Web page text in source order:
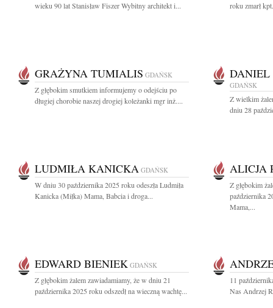
wieku 90 lat Stanisław Fiszer Wybitny architekt i...
roku zmarł
GRAŻYNA TUMIALIS GDAŃSK
Z głębokim smutkiem informujemy o odejściu po
długiej chorobie naszej drogiej koleżanki mgr inż....
DANIEL
GDAŃSK
Z wielkim
dniu 28
LUDMIŁA KANICKA GDAŃSK
W dniu 30 października 2025 roku odeszła Ludmiła
Kanicka (Miłka) Mama, Babcia i droga...
ALICJA
Z głębokim
października
Mama,...
EDWARD BIENIEK GDAŃSK
Z głębokim żalem zawiadamiamy, że w dniu 21
października 2025 roku odszedł na wieczną wachtę...
11
Nas Andrzej